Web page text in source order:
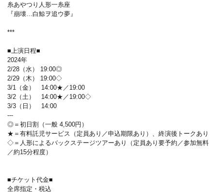
糸あやつり人形一糸座
『崩壊…白鯨ヲ追ウ夢』
***
■上演日程■
2024年
2/28（水） 19:00◎
2/29（木） 19:00◇
3/1（金） 14:00★／19:00
3/2（土） 14:00★／19:00◇
3/3（日） 14:00
---
◎＝初日割（一般 4,500円）
★＝有料託児サービス（定員あり／申込期限あり）、終演後トークあり
◇＝人形によるバックステージツアーあり（定員あり要予約／参加無料
／約15分程度）
■チケット代金■
全席指定・税込